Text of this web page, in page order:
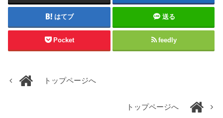
はてブ 送る
Pocket feedly
トップページへ
トップページへ